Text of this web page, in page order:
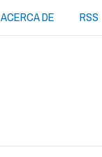
ACERCA DE RSS